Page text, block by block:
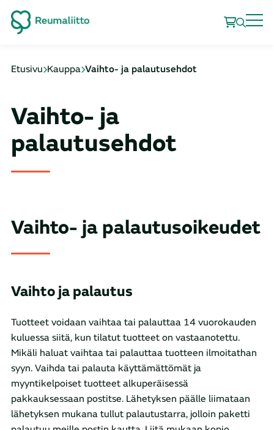
Etusivu Kauppa Vaihto- ja palautusehdot
Vaihto- ja
palautusehdot
Vaihto- ja palautusoikeudet
Vaihto ja palautus
Tuotteet voidaan vaihtaa tai palauttaa 14 vuorokauden
kuluessa siitä, kun tilatut tuotteet on vastaanotettu.
Mikäli haluat vaihtaa tai palauttaa tuotteen ilmoitathan
syyn. Vaihda tai palauta käyttämättömät ja
myyntikelpoiset tuotteet alkuperäisessä
pakkauksessaan postitse. Lähetyksen päälle liimataan
lähetyksen mukana tullut palautustarra, jolloin paketti